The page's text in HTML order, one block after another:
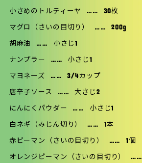
小さめのトルティーヤ …… 30枚
マグロ（さいの目切り） …… 200g
胡麻油 …… 小さじ1
ナンプラー …… 小さじ1
マヨネーズ …… 3/4カップ
唐辛子ソース …… 大さじ2
にんにくパウダー …… 小さじ1
白ネギ（みじん切り） …… 1本
赤ピーマン（さいの目切り） …… 1個
オレンジピーマン（さいの目切り） ……